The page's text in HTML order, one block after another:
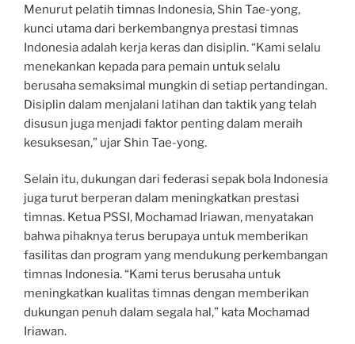
Menurut pelatih timnas Indonesia, Shin Tae-yong,
kunci utama dari berkembangnya prestasi timnas
Indonesia adalah kerja keras dan disiplin. “Kami selalu
menekankan kepada para pemain untuk selalu
berusaha semaksimal mungkin di setiap pertandingan.
Disiplin dalam menjalani latihan dan taktik yang telah
disusun juga menjadi faktor penting dalam meraih
kesuksesan,” ujar Shin Tae-yong.
Selain itu, dukungan dari federasi sepak bola Indonesia
juga turut berperan dalam meningkatkan prestasi
timnas. Ketua PSSI, Mochamad Iriawan, menyatakan
bahwa pihaknya terus berupaya untuk memberikan
fasilitas dan program yang mendukung perkembangan
timnas Indonesia. “Kami terus berusaha untuk
meningkatkan kualitas timnas dengan memberikan
dukungan penuh dalam segala hal,” kata Mochamad
Iriawan.